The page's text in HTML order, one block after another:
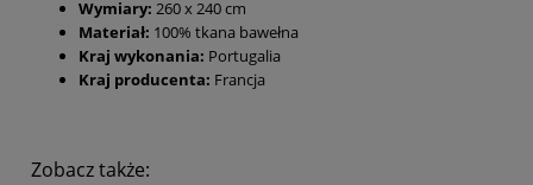
Wymiary: 260 x 240 cm
Materiał: 100% tkana bawełna
Kraj wykonania: Portugalia
Kraj producenta: Francja
Zobacz także: